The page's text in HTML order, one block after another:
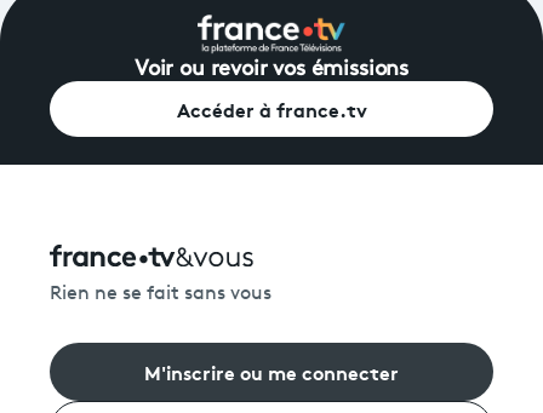
Voir ou revoir vos émissions
Accéder à france.tv
Rien ne se fait sans vous
M'inscrire ou me connecter